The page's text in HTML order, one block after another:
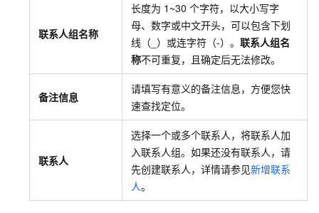
联系人组名称
长度为 1~30 个字符，以大小写字
母、数字或中文开头，可以包含下划
线（_）或连字符（-）。 联系人组名
称不可重复，且确定后无法修改。
备注信息
请填写有意义的备注信息，方便您快
速查找定位。
联系人
选择一个或多个联系人，将联系人加
入联系人组。如果还没有联系人，请
先创建联系人，详情请参见新增联系
人。